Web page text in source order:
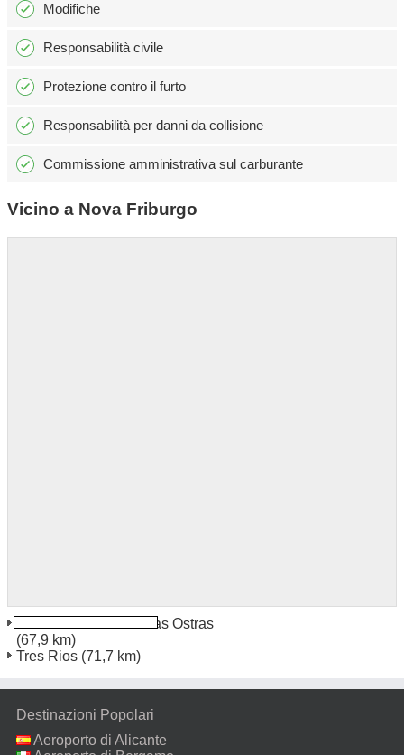
Modifiche
Responsabilità civile
Protezione contro il furto
Responsabilità per danni da collisione
Commissione amministrativa sul carburante
Vicino a Nova Friburgo
Rio De Janeiro Rio Das Ostras
(67,9 km)
Tres Rios (71,7 km)
Destinazioni Popolari
Aeroporto di Alicante